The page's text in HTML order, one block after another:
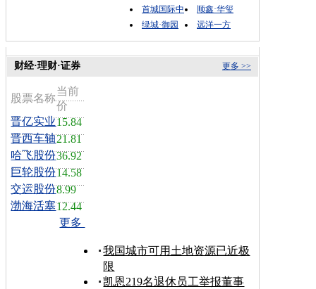
首城国际中
顺鑫·华玺
绿城·御园
远洋一方
更多 >>
财经·理财·证券
股票名称
当前
价
晋亿实业15.84
晋西车轴21.81
哈飞股份36.92
巨轮股份14.58
交运股份8.99
渤海活塞12.44
更多
我国城市可用土地资源已近极
限
凯恩219名退休员工举报董事